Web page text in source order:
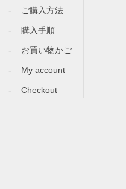
ご購入方法
購入手順
お買い物かご
My account
Checkout